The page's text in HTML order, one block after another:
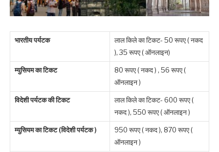
भारतीय पर्यटक
लाल किले का टिकट- 50 रूपए ( नकद
), 35 रूपए ( ऑनलाइन)
म्युसियम का टिकट
80 रूपए ( नकद ) , 56 रूपए (
ऑनलाइन )
विदेशी पर्यटक की टिकट
लाल किले का टिकट- 600 रूपए (
नकद ), 550 रूपए ( ऑनलाइन )
म्युसियम का टिकट (विदेशी पर्यटक )
950 रूपए ( नकद ), 870 रूपए (
ऑनलाइन )